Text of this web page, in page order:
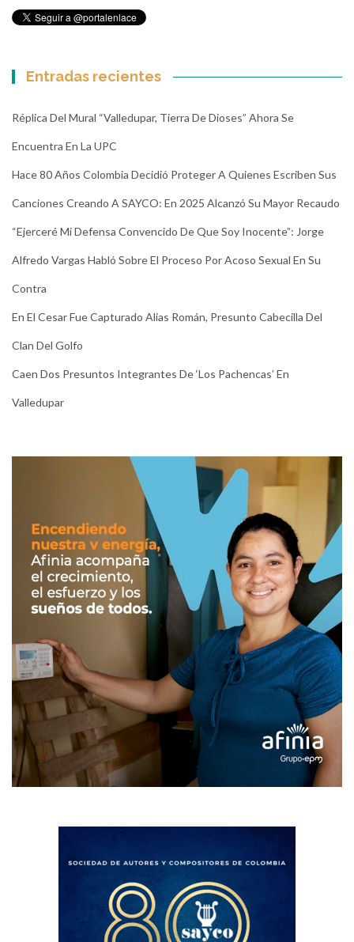
Entradas recientes
Réplica Del Mural “Valledupar, Tierra De Dioses” Ahora Se
Encuentra En La UPC
Hace 80 Años Colombia Decidió Proteger A Quienes Escriben Sus
Canciones Creando A SAYCO: En 2025 Alcanzó Su Mayor Recaudo
“Ejerceré Mi Defensa Convencido De Que Soy Inocente”: Jorge
Alfredo Vargas Habló Sobre El Proceso Por Acoso Sexual En Su
Contra
En El Cesar Fue Capturado Alias Román, Presunto Cabecilla Del
Clan Del Golfo
Caen Dos Presuntos Integrantes De ‘Los Pachencas’ En
Valledupar